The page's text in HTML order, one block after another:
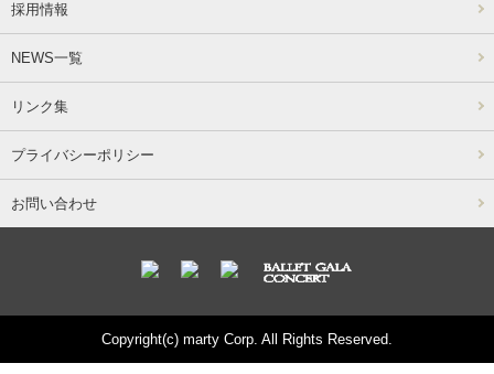
採用情報
NEWS一覧
リンク集
プライバシーポリシー
お問い合わせ
Copyright(c) marty Corp. All Rights Reserved.